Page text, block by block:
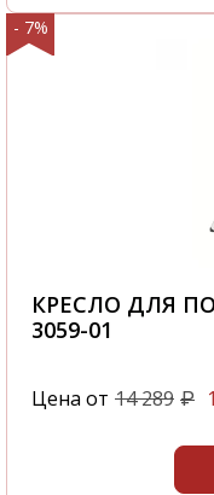
- 7%
КРЕСЛО ДЛЯ
3059-01
Цена от 14 289 ₽